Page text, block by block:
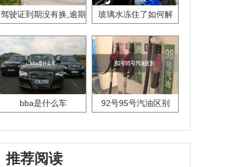
驾驶证到期没有换,逾期
玻璃水冻住了如何解
bba是什么车 92号95号汽油区别
推荐阅读